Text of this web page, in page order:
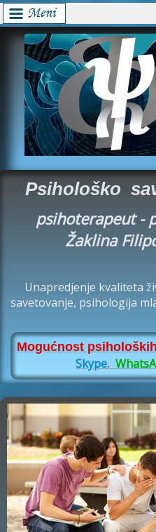
Psihološko
psihoterapeut -
Žaklina
Unapredjenje kvaliteta
savetovanje, psihologija
Mogućnost
Skype,